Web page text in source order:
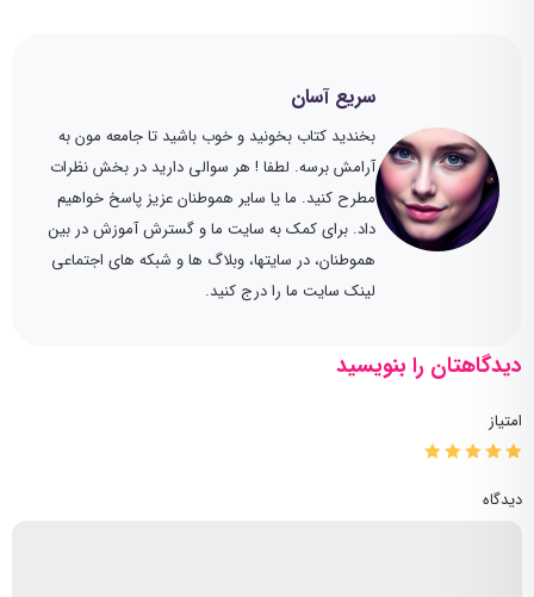
سریع آسان
بخندید کتاب بخونید و خوب باشید تا جامعه مون به
آرامش برسه. لطفا ! هر سوالی دارید در بخش نظرات
مطرح کنید. ما یا سایر هموطنان عزیز پاسخ خواهیم
داد. برای کمک به سایت ما و گسترش آموزش در بین
هموطنان، در سایتها، وبلاگ ها و شبکه های اجتماعی
لینک سایت ما را درج کنید.
دیدگاهتان را بنویسید
امتیاز
دیدگاه